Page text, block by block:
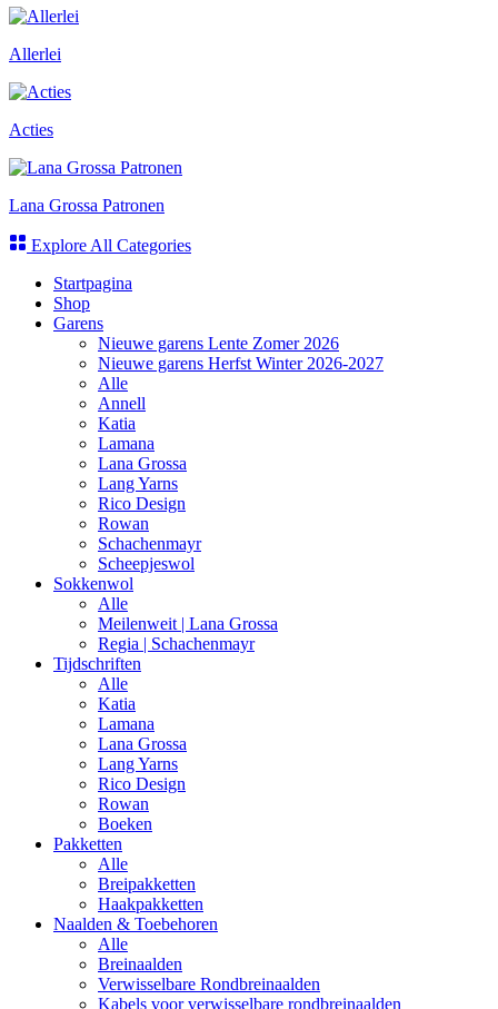
Allerlei
Acties
Lana Grossa Patronen
Explore All Categories
Startpagina
Shop
Garens
Nieuwe garens Lente Zomer 2026
Nieuwe garens Herfst Winter 2026-2027
Alle
Annell
Katia
Lamana
Lana Grossa
Lang Yarns
Rico Design
Rowan
Schachenmayr
Scheepjeswol
Sokkenwol
Alle
Meilenweit | Lana Grossa
Regia | Schachenmayr
Tijdschriften
Alle
Katia
Lamana
Lana Grossa
Lang Yarns
Rico Design
Rowan
Boeken
Pakketten
Alle
Breipakketten
Haakpakketten
Naalden & Toebehoren
Alle
Breinaalden
Verwisselbare Rondbreinaalden
Kabels voor verwisselbare rondbreinaalden